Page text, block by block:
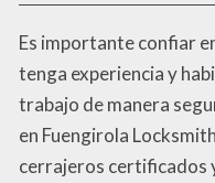
Es importante confiar
tenga experiencia y
trabajo de manera
en Fuengirola
cerrajeros certificados